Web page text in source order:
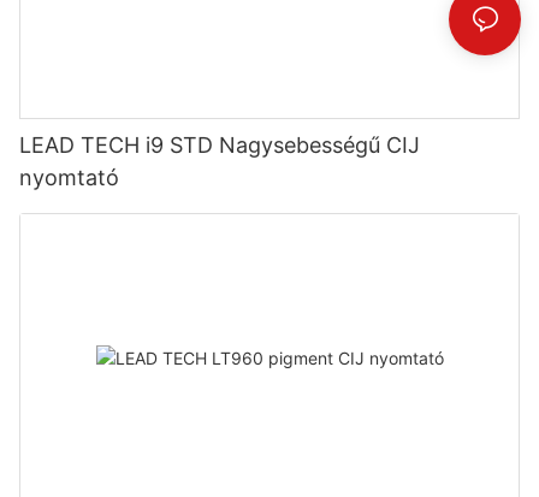
LEAD TECH i9 STD Nagysebességű CIJ
nyomtató